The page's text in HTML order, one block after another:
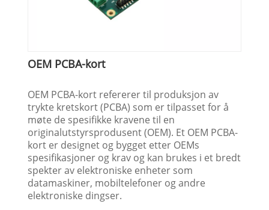
OEM PCBA-kort
OEM PCBA-kort refererer til produksjon av
trykte kretskort (PCBA) som er tilpasset for å
møte de spesifikke kravene til en
originalutstyrsprodusent (OEM). Et OEM PCBA-
kort er designet og bygget etter OEMs
spesifikasjoner og krav og kan brukes i et bredt
spekter av elektroniske enheter som
datamaskiner, mobiltelefoner og andre
elektroniske dingser.